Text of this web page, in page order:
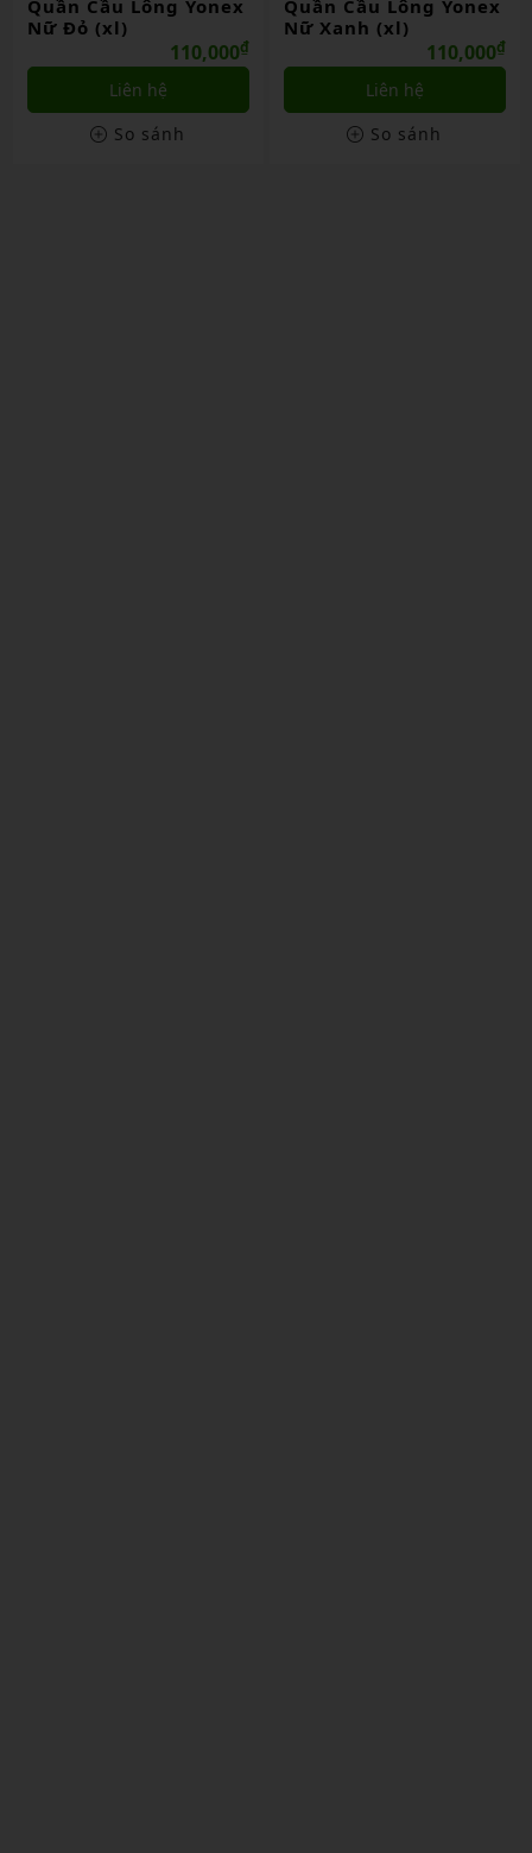
Quần Cầu Lông Yonex
Nữ Đỏ (xl)
110,000₫
Liên hệ
So sánh
Quần Cầu Lông Yonex
Nữ Xanh (xl)
110,000₫
Liên hệ
So sánh